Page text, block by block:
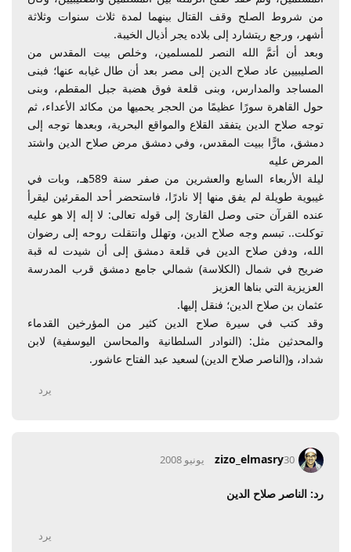
من شروط الصلح وقف القتال بينهما لمدة ثلاث سنوات وثلاثة
أشهر، ورجع ريتشارد إلى بلاده يجر أذيال الخيبة.
وبعد أن أتمَّ الله النصر للمسلمين، وخلص بيت المقدس من
الصليبيين عاد صلاح الدين إلى مصر بعد أن طال غيابه عنها؛ فبنى
المساجد والمدارس، وبنى قلعة فوق هضبة جبل المقطم، وبنى
حول القاهرة سورًا عظيمًا من الحجر يحميها من مكائد الأعداء، ثم
توجه صلاح الدين يتفقد القلاع والمواقع البحرية، وبعدها توجه إلى
دمشق، مارًّا ببيت المقدس، وفي دمشق مرض صلاح الدين واشتد
المرض عليه
ليلة الأربعاء السابع والعشرين من صفر سنة 589هـ، وبات في
غيبوية طويلة لم يفق منها إلا نادرًا، فاستحضر أحد المقرئين ليقرأ
عنده القرآن حتى وصل القارئ إلى قوله تعالى: لا إله إلا هو عليه
توكلت.. تبسم وجه صلاح الدين، وتهلل وانتقلت روحه إلى رضوان
الله، ودفن صلاح الدين في قلعة دمشق إلى أن شيدت له قبة
ضريح في شمال (الكلاسة) شمالي جامع دمشق قرب المدرسة
العزيزية التي بناها العزيز
عثمان بن صلاح الدين؛ فنقل إليها.
وقد كتب في سيرة صلاح الدين كثير من المؤرخين القدماء
والمحدثين مثل: (النوادر السلطانية والمحاسن اليوسفية) لابن
شداد، و(الناصر صلاح الدين) لسعيد عبد الفتاح عاشور.
يرد
zizo_elmasry30 يونيو 2008
رد: الناصر صلاح الدين
يرد